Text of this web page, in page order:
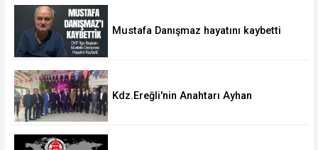
Mustafa Danışmaz hayatını kaybetti
Kdz.Ereğli'nin Anahtarı Ayhan